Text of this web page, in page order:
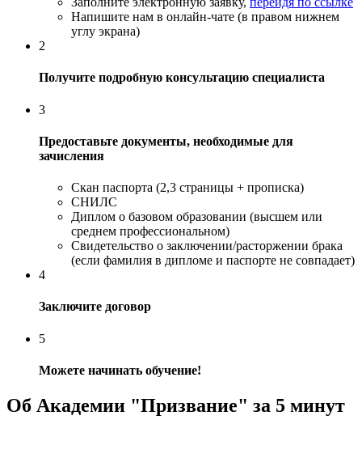
Напишите нам в онлайн-чате (в правом нижнем
углу экрана)
2
Получите подробную консультацию специалиста
3
Предоставьте документы, необходимые для
зачисления
Скан паспорта (2,3 страницы + прописка)
СНИЛС
Диплом о базовом образовании (высшем или
среднем профессиональном)
Свидетельство о заключении/расторжении брака
(если фамилия в дипломе и паспорте не совпадает)
4
Заключите договор
5
Можете начинать обучение!
Об Академии "Призвание" за 5 минут